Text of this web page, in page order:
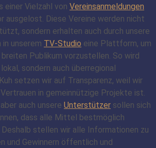
einer Vielzahl von Vereinsanmeldungen
ausgelost. Diese Vereine werden nicht
sondern erhalten auch durch unsere
in unserem TV-Studio eine Plattform, um
Publikum vorzustellen. So wird
sondern auch überregional
setzen wir auf Transparenz, weil wir
in gemeinnützige Projekte ist.
auch unsere Unterstützer sollen sich
dass alle Mittel bestmöglich
stellen wir alle Informationen zu
und Gewinnern öffentlich und